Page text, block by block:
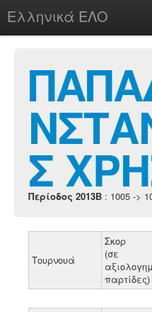
Ελληνικά ΕΛΟ
chesstu.be @ discord
LoginΣ
Περίοδος 2013B : 1005 ->
Τουρνουά
Σκορ
(σε
παρτίδες)